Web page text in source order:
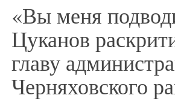
«Вы меня
Цуканов
главу
Черняховского